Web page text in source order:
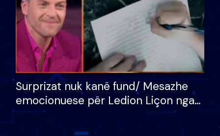
Surprizat nuk kanë fund/ Mesazhe
emocionuese për Ledion Liçon nga
nëna dhe fëmijët e tij, moderatori
nuk i mban dot lotët: Nuk meritoj…